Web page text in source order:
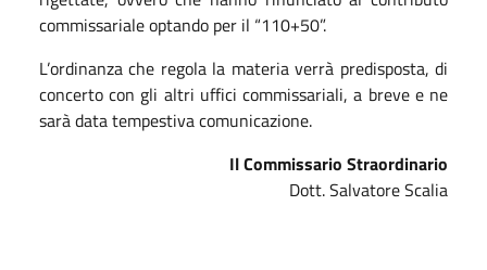
commissariale optando per il “110+50”.
L’ordinanza che regola la materia verrà predisposta, di
concerto con gli altri uffici commissariali, a breve e ne
sarà data tempestiva comunicazione.
Il Commissario Straordinario
Dott. Salvatore Scalia